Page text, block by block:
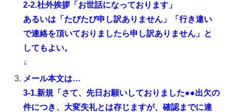
2-2.社外挨拶「お世話になっております」
あるいは「たびたび申し訳ありません」「行き違い
で連絡を頂いておりましたら申し訳ありません」と
してもよい。
↓
メール本文は…
3-1.新規「さて、先日お願いしておりました●●出欠の
件につき、大変失礼とは存じますが、確認までに連